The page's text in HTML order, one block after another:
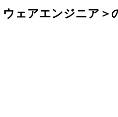
ェアエンジニア＞